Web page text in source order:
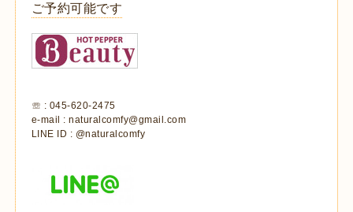
ご予約可能です
☏ : 045-620-2475
e-mail : naturalcomfy@gmail.com
LINE ID : @naturalcomfy